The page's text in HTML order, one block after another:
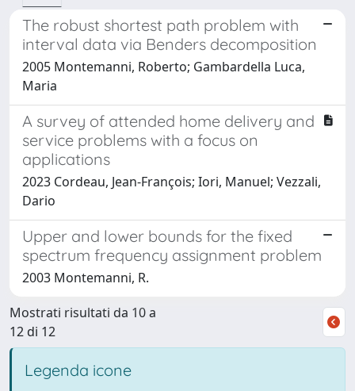
The robust shortest path problem with
interval data via Benders decomposition
2005 Montemanni, Roberto; Gambardella Luca,
Maria
A survey of attended home delivery and
service problems with a focus on
applications
2023 Cordeau, Jean-François; Iori, Manuel; Vezzali,
Dario
Upper and lower bounds for the fixed
spectrum frequency assignment problem
2003 Montemanni, R.
Mostrati risultati da 10 a
12 di 12
Legenda icone